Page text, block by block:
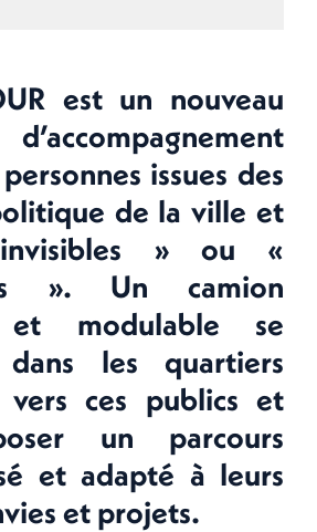
est un nouveau
issues des
de la ville et
» ou «
». Un camion
et modulable se
dans les quartiers
ces publics et
un parcours
et adapté à leurs
et projets.